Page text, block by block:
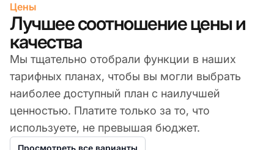
Цены
Лучшее соотношение цены и
качества
Мы тщательно отобрали функции в наших
тарифных планах, чтобы вы могли выбрать
наиболее доступный план с наилучшей
ценностью. Платите только за то, что
используете, не превышая бюджет.